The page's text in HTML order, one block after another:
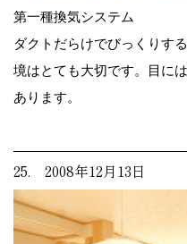
第一種換気システム
ダクトだらけでびっくりす
境はとても大切です。目に
あります。
25. 2008年12月13日